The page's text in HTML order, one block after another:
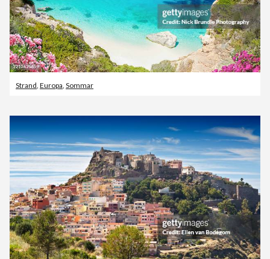
Strand Europa Sommar